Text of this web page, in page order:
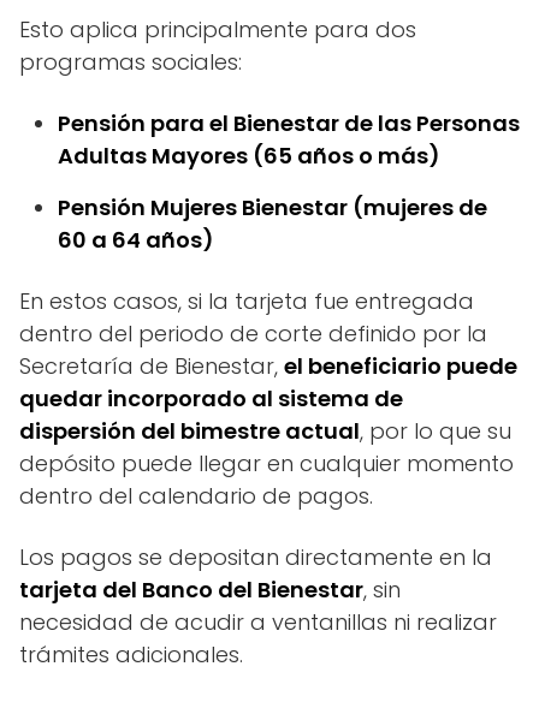
Esto aplica principalmente para dos
programas sociales:
Pensión para el Bienestar de las Personas
Adultas Mayores (65 años o más)
Pensión Mujeres Bienestar (mujeres de
60 a 64 años)
En estos casos, si la tarjeta fue entregada
dentro del periodo de corte definido por la
Secretaría de Bienestar, el beneficiario puede
quedar incorporado al sistema de
dispersión del bimestre actual, por lo que su
depósito puede llegar en cualquier momento
dentro del calendario de pagos.
Los pagos se depositan directamente en la
tarjeta del Banco del Bienestar, sin
necesidad de acudir a ventanillas ni realizar
trámites adicionales.